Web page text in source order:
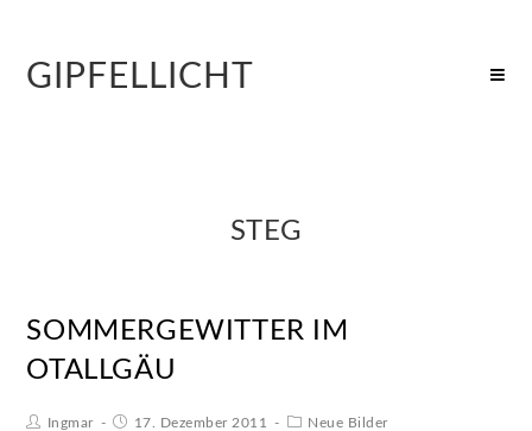
GIPFELLICHT
STEG
SOMMERGEWITTER IM
OTALLGÄU
Ingmar 17. Dezember 2011 Neue Bilder